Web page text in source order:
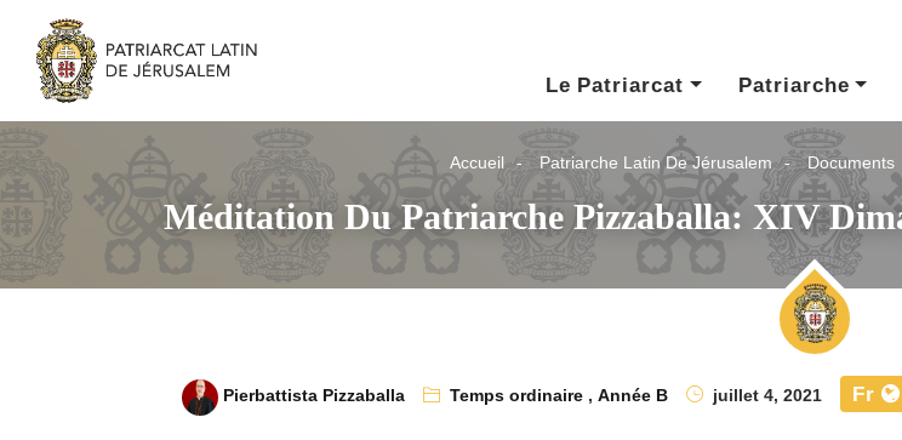
Le Patriarcat
Patriarche
Accueil Patriarche Latin De Jérusalem Documents
Méditation Du Patriarche Pizzaballa: XIV
Pierbattista Pizzaballa Temps ordinaire,Année B juillet 4, 2021 Fr